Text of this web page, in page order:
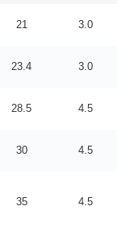
21 3.0
23.4 3.0
28.5 4.5
30 4.5
35 4.5